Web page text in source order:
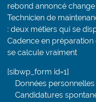
rebond annoncé
Technicien de
: deux métiers qui se
Cadence en
se calcule vraiment
[sibwp_form id=1]
Données personnelles
Candidatures